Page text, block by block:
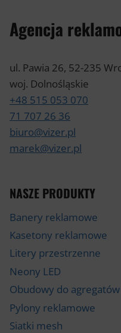
Agencja
ul. Pawia 26, 52-235
woj. Dolnośląskie
+48 515 053 070
71 707 26 36
biuro@vizer.pl
marek@vizer.pl
NASZE PRODUKTY
Banery reklamowe
Kasetony reklamowe
Litery przestrzenne
Neony LED
Obudowy do
Pylony reklamowe
Siatki mesh